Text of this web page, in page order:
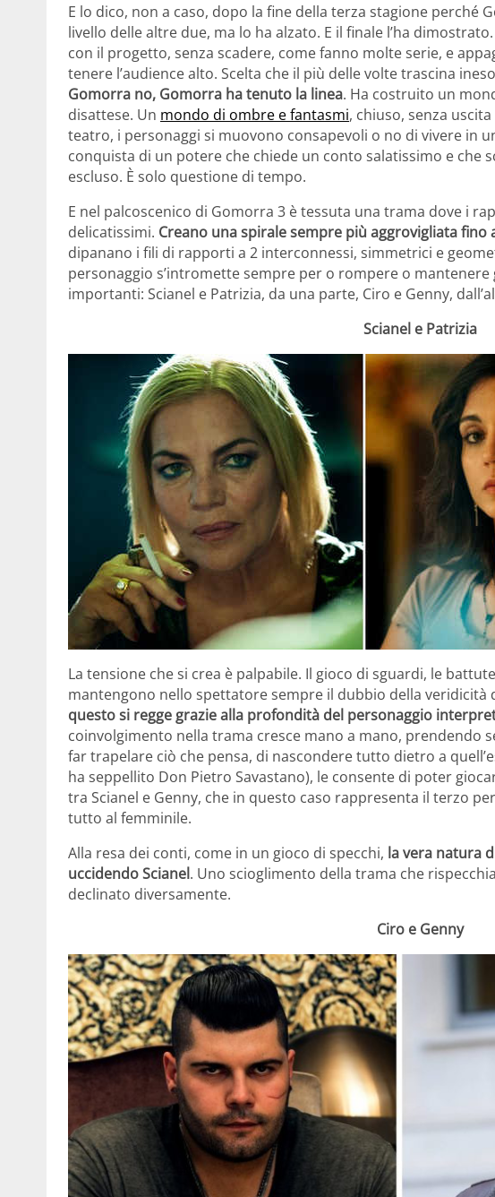
E lo dico, non a caso, dopo la fine della terza stagione perché
livello delle altre due, ma lo ha alzato. E il finale l’ha
con il progetto, senza scadere, come fanno molte serie, e
tenere l’audience alto. Scelta che il più delle volte trascina
Gomorra no, Gomorra ha tenuto la linea. Ha costruito un
disattese. Un mondo di ombre e fantasmi, chiuso, senza
teatro, i personaggi si muovono consapevoli o no di vivere in
conquista di un potere che chiede un conto salatissimo e che
escluso. È solo questione di tempo.
E nel palcoscenico di Gomorra 3 è tessuta una trama dove i
delicatissimi. Creano una spirale sempre più aggrovigliata fino
dipanano i fili di rapporti a 2 interconnessi, simmetrici e
personaggio s’intromette sempre per o rompere o mantenere
importanti: Scianel e Patrizia, da una parte, Ciro e Genny,
Scianel e Patrizia
La tensione che si crea è palpabile. Il gioco di sguardi, le
mantengono nello spettatore sempre il dubbio della veridicità
questo si regge grazie alla profondità del personaggio
coinvolgimento nella trama cresce mano a mano, prendendo
far trapelare ciò che pensa, di nascondere tutto dietro a
ha seppellito Don Pietro Savastano), le consente di poter
tra Scianel e Genny, che in questo caso rappresenta il terzo
tutto al femminile.
Alla resa dei conti, come in un gioco di specchi, la vera natura
uccidendo Scianel. Uno scioglimento della trama che
declinato diversamente.
Ciro e Genny